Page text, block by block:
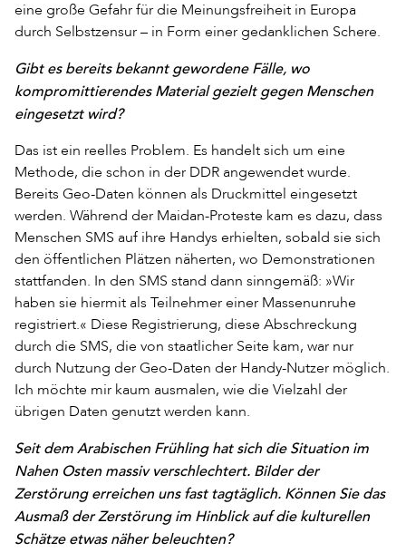
eine große Gefahr für die Meinungsfreiheit in Europa
durch Selbstzensur – in Form einer gedanklichen Schere.
Gibt es bereits bekannt gewordene Fälle, wo
kompromittierendes Material gezielt gegen Menschen
eingesetzt wird?
Das ist ein reelles Problem. Es handelt sich um eine
Methode, die schon in der DDR angewendet wurde.
Bereits Geo-Daten können als Druckmittel eingesetzt
werden. Während der Maidan-Proteste kam es dazu, dass
Menschen SMS auf ihre Handys erhielten, sobald sie sich
den öffentlichen Plätzen näherten, wo Demonstrationen
stattfanden. In den SMS stand dann sinngemäß: »Wir
haben sie hiermit als Teilnehmer einer Massenunruhe
registriert.« Diese Registrierung, diese Abschreckung
durch die SMS, die von staatlicher Seite kam, war nur
durch Nutzung der Geo-Daten der Handy-Nutzer möglich.
Ich möchte mir kaum ausmalen, wie die Vielzahl der
übrigen Daten genutzt werden kann.
Seit dem Arabischen Frühling hat sich die Situation im
Nahen Osten massiv verschlechtert. Bilder der
Zerstörung erreichen uns fast tagtäglich. Können Sie das
Ausmaß der Zerstörung im Hinblick auf die kulturellen
Schätze etwas näher beleuchten?